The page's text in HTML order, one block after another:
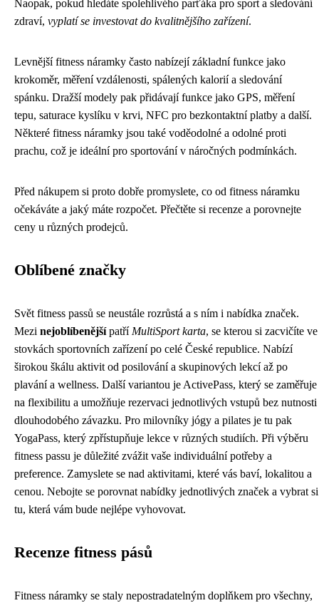
Naopak, pokud hledáte spolehlivého parťáka pro sport a sledování
zdraví, vyplatí se investovat do kvalitnějšího zařízení.
Levnější fitness náramky často nabízejí základní funkce jako
krokoměr, měření vzdálenosti, spálených kalorií a sledování
spánku. Dražší modely pak přidávají funkce jako GPS, měření
tepu, saturace kyslíku v krvi, NFC pro bezkontaktní platby a další.
Některé fitness náramky jsou také voděodolné a odolné proti
prachu, což je ideální pro sportování v náročných podmínkách.
Před nákupem si proto dobře promyslete, co od fitness náramku
očekáváte a jaký máte rozpočet. Přečtěte si recenze a porovnejte
ceny u různých prodejců.
Oblíbené značky
Svět fitness passů se neustále rozrůstá a s ním i nabídka značek.
Mezi nejoblíbenějšípatří MultiSport karta, se kterou si zacvičíte ve
stovkách sportovních zařízení po celé České republice. Nabízí
širokou škálu aktivit od posilování a skupinových lekcí až po
plavání a wellness. Další variantou je ActivePass, který se zaměřuje
na flexibilitu a umožňuje rezervaci jednotlivých vstupů bez nutnosti
dlouhodobého závazku. Pro milovníky jógy a pilates je tu pak
YogaPass, který zpřístupňuje lekce v různých studiích. Při výběru
fitness passu je důležité zvážit vaše individuální potřeby a
preference. Zamyslete se nad aktivitami, které vás baví, lokalitou a
cenou. Nebojte se porovnat nabídky jednotlivých značek a vybrat si
tu, která vám bude nejlépe vyhovovat.
Recenze fitness pásů
Fitness náramky se staly nepostradatelným doplňkem pro všechny,